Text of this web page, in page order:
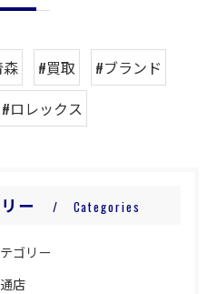
森 #買取
#ブランド
#ロレックス
ー Categories
ゴリー
店